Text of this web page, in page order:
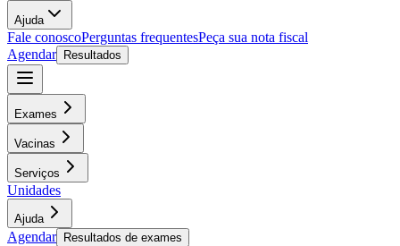
Ajuda
Fale conoscoPerguntas frequentesPeça sua nota fiscal
Agendar
Resultados
Exames
Vacinas
Serviços
Unidades
Ajuda
Agendar Resultados de exames